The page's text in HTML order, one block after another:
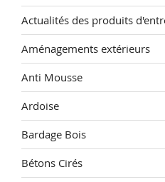
Actualités des produits
Aménagements extérieurs
Anti Mousse
Ardoise
Bardage Bois
Bétons Cirés